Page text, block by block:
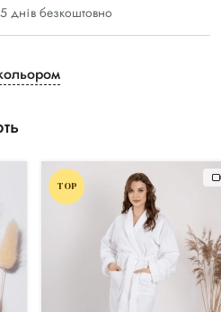
днів безкоштовно
TOP